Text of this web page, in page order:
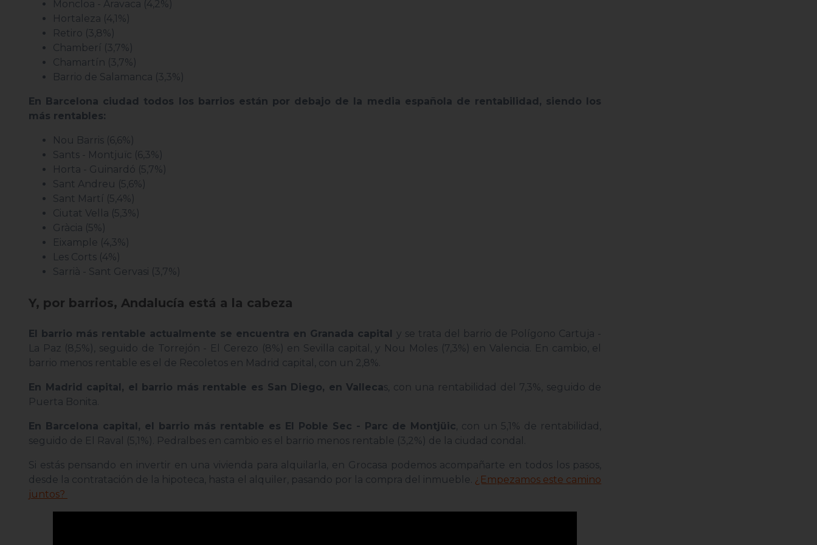
Moncloa - Aravaca (4,2%)
Hortaleza (4,1%)
Retiro (3,8%)
Chamberí (3,7%)
Chamartín (3,7%)
Barrio de Salamanca (3,3%)
En Barcelona ciudad todos los barrios están por debajo de la media española de rentabilidad, siendo los
más rentables:
Nou Barris (6,6%)
Sants - Montjuïc (6,3%)
Horta - Guinardó (5,7%)
Sant Andreu (5,6%)
Sant Martí (5,4%)
Ciutat Vella (5,3%)
Gràcia (5%)
Eixample (4,3%)
Les Corts (4%)
Sarrià - Sant Gervasi (3,7%)
Y, por barrios, Andalucía está a la cabeza
El barrio más rentable actualmente se encuentra en Granada capital y se trata del barrio de Polígono Cartuja -
La Paz (8,5%), seguido de Torrejón - El Cerezo (8%) en Sevilla capital, y Nou Moles (7,3%) en Valencia. En cambio, el
barrio menos rentable es el de Recoletos en Madrid capital, con un 2,8%.
En Madrid capital, el barrio más rentable es San Diego, en Vallecas, con una rentabilidad del 7,3%, seguido de
Puerta Bonita.
En Barcelona capital, el barrio más rentable es El Poble Sec - Parc de Montjüic , con un 5,1% de rentabilidad,
seguido de El Raval (5,1%). Pedralbes en cambio es el barrio menos rentable (3,2%) de la ciudad condal.
Si estás pensando en invertir en una vivienda para alquilarla, en Grocasa podemos acompañarte en todos los pasos,
desde la contratación de la hipoteca, hasta el alquiler, pasando por la compra del inmueble. ¿Empezamos este camino
juntos?